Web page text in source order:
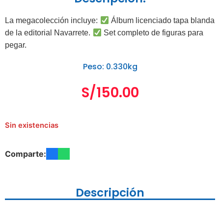
La megacolección incluye:
Álbum licenciado tapa blanda
de la editorial Navarrete.
Set completo de figuras para
pegar.
Peso: 0.330kg
S/150.00
Sin existencias
Comparte:
Descripción